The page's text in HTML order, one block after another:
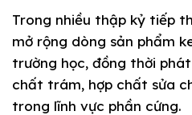
Trong nhiều thập kỷ tiếp
mở rộng dòng sản phẩm
trường học, đồng thời
chất trám, hợp chất sửa
trong lĩnh vực phần cứng.